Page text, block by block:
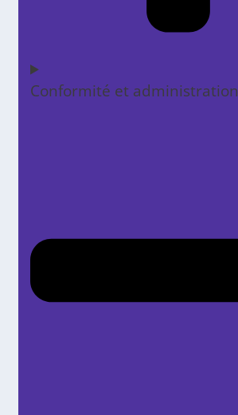
Conformité et administration